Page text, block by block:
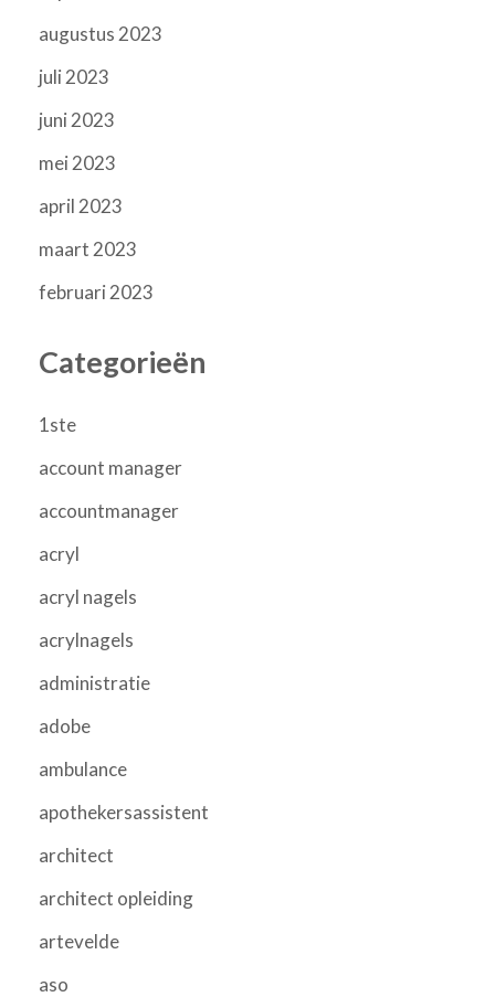
augustus 2023
juli 2023
juni 2023
mei 2023
april 2023
maart 2023
februari 2023
Categorieën
1ste
account manager
accountmanager
acryl
acryl nagels
acrylnagels
administratie
adobe
ambulance
apothekersassistent
architect
architect opleiding
artevelde
aso